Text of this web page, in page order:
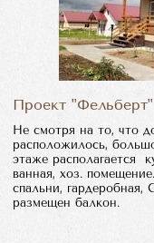
Проект "Фельберт"
Не смотря на то, что
расположилось,
этаже располагается
ванная, хоз.
спальни,
размещен балкон.